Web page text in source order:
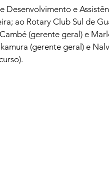
e
ao Rotary Club Sul de
(gerente geral) e
(gerente geral) e